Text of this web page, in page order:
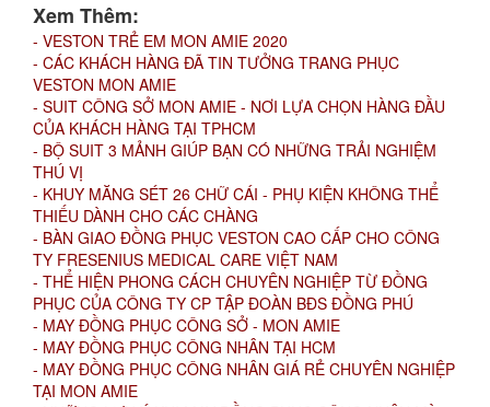
Xem Thêm:
- VESTON TRẺ EM MON AMIE 2020
- CÁC KHÁCH HÀNG ĐÃ TIN TƯỞNG TRANG PHỤC
VESTON MON AMIE
- SUIT CÔNG SỞ MON AMIE - NƠI LỰA CHỌN HÀNG ĐẦU
CỦA KHÁCH HÀNG TẠI TPHCM
- BỘ SUIT 3 MẢNH GIÚP BẠN CÓ NHỮNG TRẢI NGHIỆM
THÚ VỊ
- KHUY MĂNG SÉT 26 CHỮ CÁI - PHỤ KIỆN KHÔNG THỂ
THIẾU DÀNH CHO CÁC CHÀNG
- BÀN GIAO ĐỒNG PHỤC VESTON CAO CẤP CHO CÔNG
TY FRESENIUS MEDICAL CARE VIỆT NAM
- THỂ HIỆN PHONG CÁCH CHUYÊN NGHIỆP TỪ ĐỒNG
PHỤC CỦA CÔNG TY CP TẬP ĐOÀN BĐS ĐỒNG PHÚ
- MAY ĐỒNG PHỤC CÔNG SỞ - MON AMIE
- MAY ĐỒNG PHỤC CÔNG NHÂN TẠI HCM
- MAY ĐỒNG PHỤC CÔNG NHÂN GIÁ RẺ CHUYÊN NGHIỆP
TẠI MON AMIE